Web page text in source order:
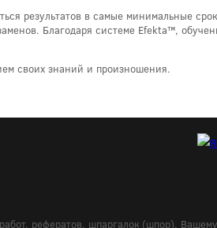
результатов в самые минимальные
Благодаря системе Efekta™,
своих знаний и произношения.
рефератов, шпаргалок (шпор).